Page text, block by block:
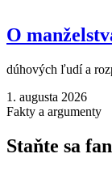
O
dúhových ľudí a
1. augusta 2026
Fakty a argumenty
Staňte sa